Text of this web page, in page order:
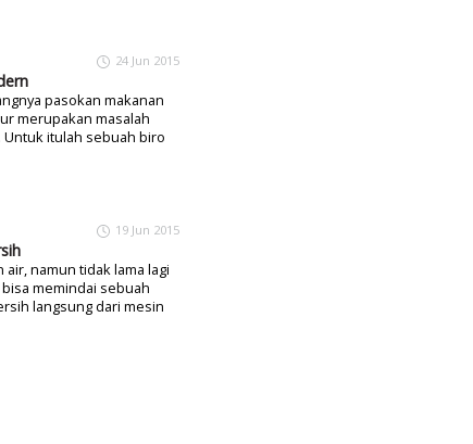
24 Jun 2015
pasokan makanan
merupakan masalah
Untuk itulah sebuah biro
19 Jun 2015
namun tidak lama lagi
memindai sebuah
langsung dari mesin